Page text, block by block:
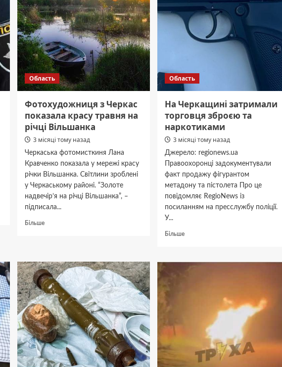
тіло
хлопця,
якого
шукали
майже
тиждень
садиби:
у
музеї
в
Кам’янці
Область
Фотохудожниця з Черкас
показала красу травня на
річці Вільшанка
3 місяці тому назад
Черкаська фотомисткиня Лана
Кравченко показала у мережі красу
річки Вільшанка. Світлини зроблені
у Черкаському районі. “Золоте
надвечір’я на річці Вільшанка”, –
підписала...
БільшеДокладніше
показала
красу
травня
на
річці
Вільшанка
Область
На Черкащині затримали
торговця зброєю та
наркотиками
3 місяці тому назад
Джерело: regionews.ua
Правоохоронці задокументували
факт продажу фігурантом
метадону та пістолета Про це
повідомляє RegioNews із
посиланням на пресслужбу поліції.
У...
БільшеДокладніше
Черкащині